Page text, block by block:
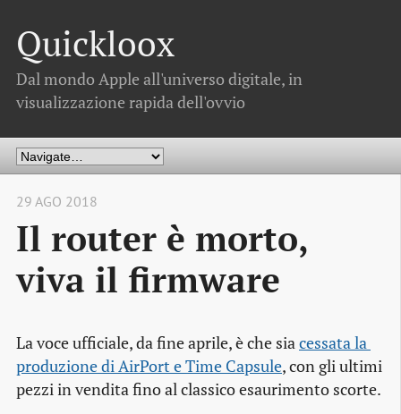
Quickloox
Dal mondo Apple all'universo digitale, in
visualizzazione rapida dell'ovvio
29 AGO 2018
Il router è morto,
viva il firmware
La voce ufficiale, da fine aprile, è che siacessata la
produzione di AirPort e Time Capsule, con gli ultimi
pezzi in vendita fino al classico esaurimento scorte.